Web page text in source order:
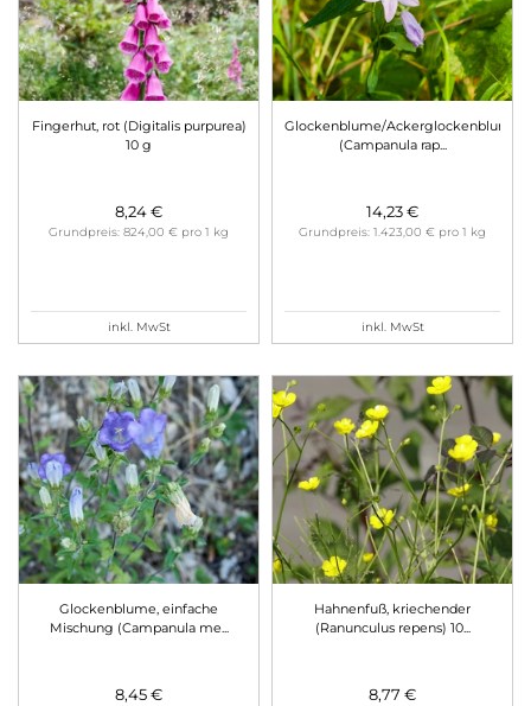
Fingerhut, rot (Digitalis purpurea)
10 g
8,24 €
Grundpreis: 824,00 € pro 1 kg
inkl. MwSt
Glockenblume/Ackerglockenblume
(Campanula rap...
14,23 €
Grundpreis: 1.423,00 € pro 1 kg
inkl. MwSt
Glockenblume, einfache
Mischung (Campanula me...
8,45 €
Hahnenfuß, kriechender
(Ranunculus repens) 10...
8,77 €